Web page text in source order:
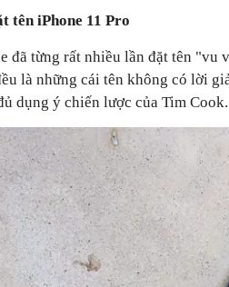
tên iPhone 11 Pro
đã từng rất nhiều lần đặt tên "vu
là những cái tên không có lời
dụng ý chiến lược của Tim Cook.